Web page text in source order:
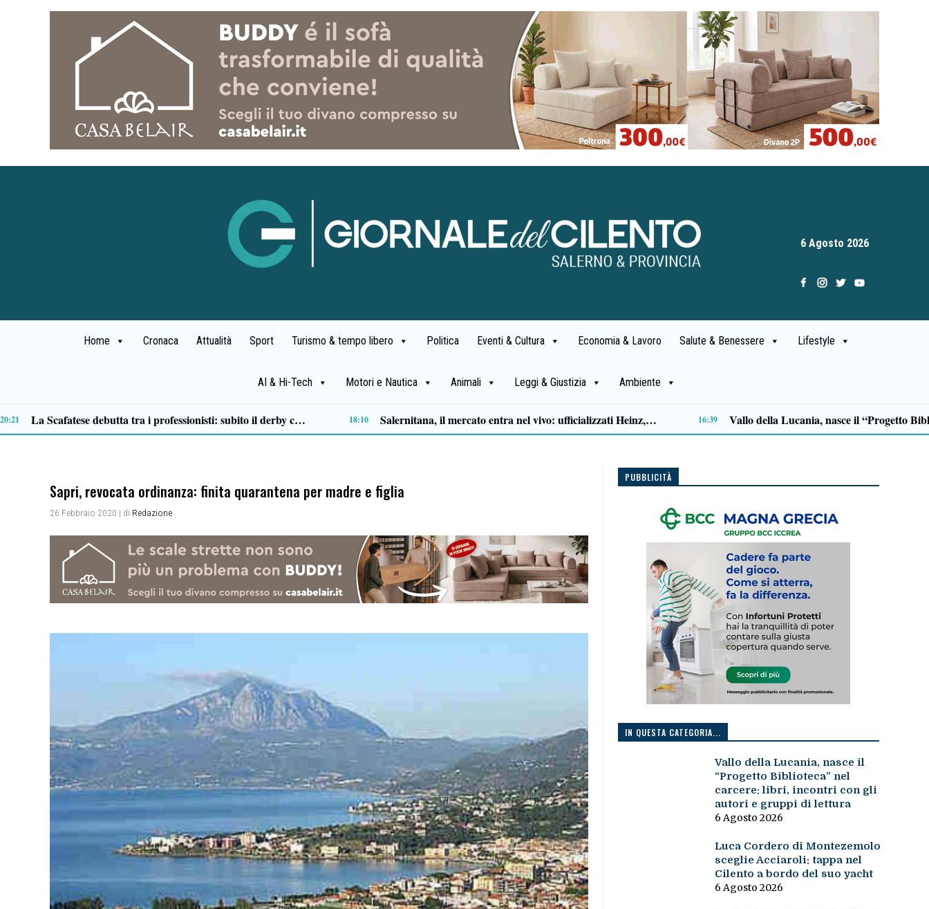
6 Agosto 2026
Home Cronaca Attualità Sport Turismo & tempo libero Politica Eventi & Cultura Economia & Lavoro Salute & Benessere Lifestyle
AI & Hi-Tech Motori e Nautica Animali Leggi & Giustizia Ambiente
“Poesie sotto le stelle”, a Ricigliano la notte di San Lorenzo tra arte, musica e riflessioni letterarie 14:27 Fitwalking, benessere a passo sostenuto: lo sport alla portata di tutti 14:21 La fondazione Vassallo rilancia la battaglia per la tutela della rete della menaica 14:07
Sapri, revocata ordinanza: finita quarantena per madre e figlia
26 Febbraio 2020 | di Redazione
PUBBLICITÀ
IN QUESTA CATEGORIA...
Vallo della Lucania, nasce il
“Progetto Biblioteca” nel
carcere: libri, incontri con gli
autori e gruppi di lettura
6 Agosto 2026
Luca Cordero di Montezemolo
sceglie Acciaroli: tappa nel
Cilento a bordo del suo yacht
6 Agosto 2026